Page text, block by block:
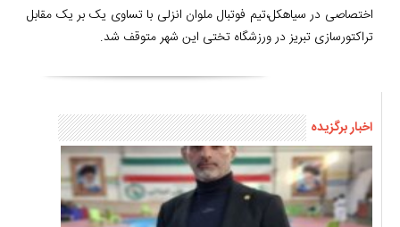
اختصاصی در سیاهکل،تیم فوتبال ملوان انزلی با تساوی یک بر یک مقابل
تراکتورسازی تبریز در ورزشگاه تختی این شهر متوقف شد.
اخبار برگزیده